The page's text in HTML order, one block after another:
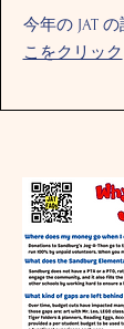
今年の JAT
こをクリック